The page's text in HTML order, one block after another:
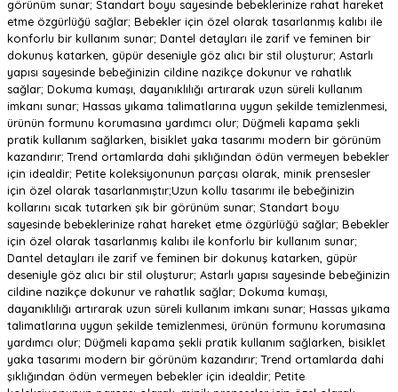
görünüm sunar; Standart boyu sayesinde bebeklerinize rahat hareket
etme özgürlüğü sağlar; Bebekler için özel olarak tasarlanmış kalıbı ile
konforlu bir kullanım sunar; Dantel detayları ile zarif ve feminen bir
dokunuş katarken, güpür deseniyle göz alıcı bir stil oluşturur; Astarlı
yapısı sayesinde bebeğinizin cildine nazikçe dokunur ve rahatlık
sağlar; Dokuma kumaşı, dayanıklılığı artırarak uzun süreli kullanım
imkanı sunar; Hassas yıkama talimatlarına uygun şekilde temizlenmesi,
ürünün formunu korumasına yardımcı olur; Düğmeli kapama şekli
pratik kullanım sağlarken, bisiklet yaka tasarımı modern bir görünüm
kazandırır; Trend ortamlarda dahi şıklığından ödün vermeyen bebekler
için idealdir; Petite koleksiyonunun parçası olarak, minik prensesler
için özel olarak tasarlanmıştır;Uzun kollu tasarımı ile bebeğinizin
kollarını sıcak tutarken şık bir görünüm sunar; Standart boyu
sayesinde bebeklerinize rahat hareket etme özgürlüğü sağlar; Bebekler
için özel olarak tasarlanmış kalıbı ile konforlu bir kullanım sunar;
Dantel detayları ile zarif ve feminen bir dokunuş katarken, güpür
deseniyle göz alıcı bir stil oluşturur; Astarlı yapısı sayesinde bebeğinizin
cildine nazikçe dokunur ve rahatlık sağlar; Dokuma kumaşı,
dayanıklılığı artırarak uzun süreli kullanım imkanı sunar; Hassas yıkama
talimatlarına uygun şekilde temizlenmesi, ürünün formunu korumasına
yardımcı olur; Düğmeli kapama şekli pratik kullanım sağlarken, bisiklet
yaka tasarımı modern bir görünüm kazandırır; Trend ortamlarda dahi
şıklığından ödün vermeyen bebekler için idealdir; Petite